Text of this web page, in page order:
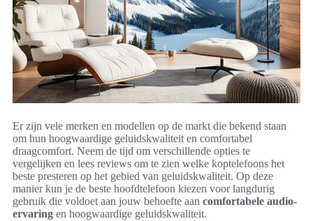
Er zijn vele merken en modellen op de markt die bekend staan
om hun hoogwaardige geluidskwaliteit en comfortabel
draagcomfort. Neem de tijd om verschillende opties te
vergelijken en lees reviews om te zien welke koptelefoons het
beste presteren op het gebied van geluidskwaliteit. Op deze
manier kun je de beste hoofdtelefoon kiezen voor langdurig
gebruik die voldoet aan jouw behoefte aan comfortabele audio-
ervaring en hoogwaardige geluidskwaliteit.